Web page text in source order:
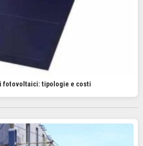
fotovoltaici: tipologie e costi